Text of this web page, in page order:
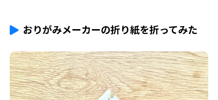
おりがみメーカーの折り紙を折ってみた